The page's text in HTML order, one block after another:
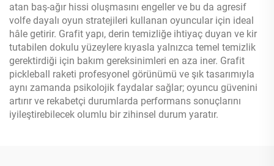
atan baş-ağır hissi oluşmasını engeller ve bu da agresif
volfe dayalı oyun stratejileri kullanan oyuncular için ideal
hâle getirir. Grafit yapı, derin temizliğe ihtiyaç duyan ve kir
tutabilen dokulu yüzeylere kıyasla yalnızca temel temizlik
gerektirdiği için bakım gereksinimleri en aza iner. Grafit
pickleball raketi profesyonel görünümü ve şık tasarımıyla
aynı zamanda psikolojik faydalar sağlar; oyuncu güvenini
artırır ve rekabetçi durumlarda performans sonuçlarını
iyileştirebilecek olumlu bir zihinsel durum yaratır.